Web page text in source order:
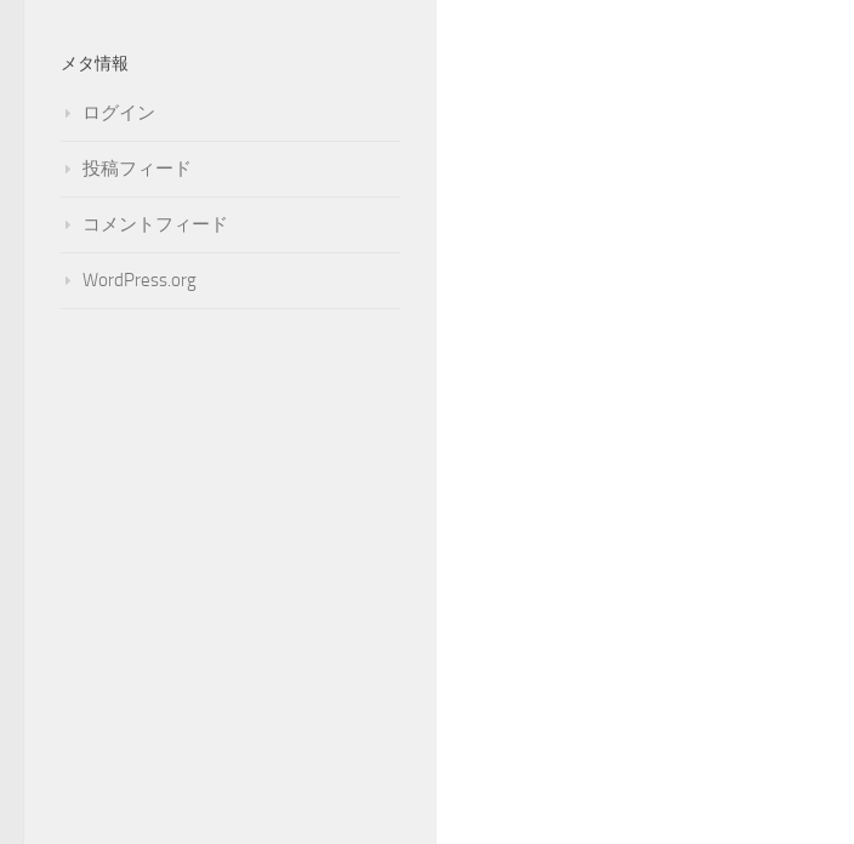
メタ情報
ログイン
投稿フィード
コメントフィード
WordPress.org